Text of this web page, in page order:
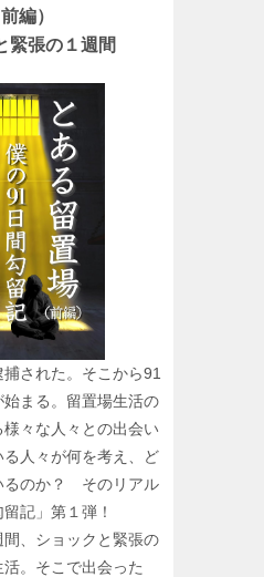
前編）
緊張の１週間
された。そこから91
まる。留置場生活の
々な人々との出会い
人々が何を考え、ど
るのか？ そのリアル
記」第１弾！
、ショックと緊張の
。そこで出会った